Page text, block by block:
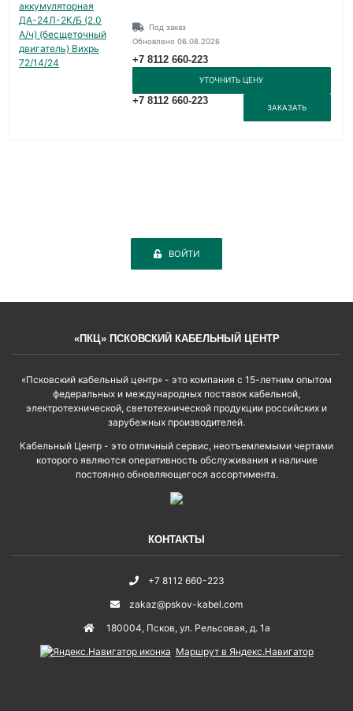
Под заказ
Обновлено 06.08.2026
+7 8112 660-223
УТОЧНИТЬ ЦЕНУ
+7 8112 660-223
ЗАКАЗАТЬ
ВОЙТИ
«ПКЦ» ПСКОВСКИЙ КАБЕЛЬНЫЙ ЦЕНТР
«Псковский кабельный центр» - это компания с 15-летним опытом
федеральных и международных поставок кабельной,
электротехнической, светотехнической продукции российских и
зарубежных производителей.
Кабельный Центр - это отличный сервис, неотъемлемыми чертами
которого являются оперативность обслуживания и наличие
постоянно обновляющегося ассортимента.
КОНТАКТЫ
+7 8112 660-223
zakaz@pskov-kabel.com
180004, Псков, ул. Рельсовая, д. 1а
Маршрут в Яндекс.Навигатор